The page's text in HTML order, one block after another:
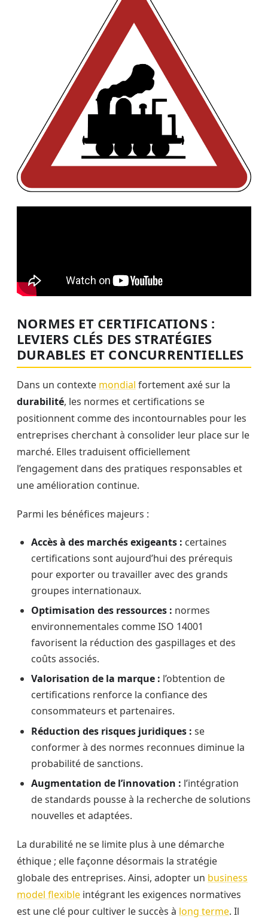
NORMES ET CERTIFICATIONS :
LEVIERS CLÉS DES STRATÉGIES
DURABLES ET CONCURRENTIELLES
Dans un contexte mondial fortement axé sur la
durabilité, les normes et certifications se
positionnent comme des incontournables pour les
entreprises cherchant à consolider leur place sur le
marché. Elles traduisent officiellement
l’engagement dans des pratiques responsables et
une amélioration continue.
Parmi les bénéfices majeurs :
Accès à des marchés exigeants : certaines
certifications sont aujourd’hui des prérequis
pour exporter ou travailler avec des grands
groupes internationaux.
Optimisation des ressources : normes
environnementales comme ISO 14001
favorisent la réduction des gaspillages et des
coûts associés.
Valorisation de la marque : l’obtention de
certifications renforce la confiance des
consommateurs et partenaires.
Réduction des risques juridiques : se
conformer à des normes reconnues diminue la
probabilité de sanctions.
Augmentation de l’innovation : l’intégration
de standards pousse à la recherche de solutions
nouvelles et adaptées.
La durabilité ne se limite plus à une démarche
éthique ; elle façonne désormais la stratégie
globale des entreprises. Ainsi, adopter un business
model flexible intégrant les exigences normatives
est une clé pour cultiver le succès à long terme. Il